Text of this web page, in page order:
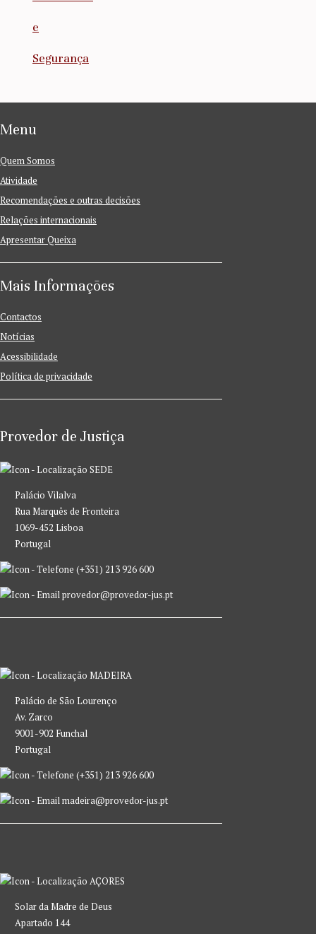
e
Segurança
Menu
Quem Somos
Atividade
Recomendações e outras decisões
Relações internacionais
Apresentar Queixa
Mais Informações
Contactos
Notícias
Acessibilidade
Política de privacidade
Provedor de Justiça
SEDE
Palácio Vilalva
Rua Marquês de Fronteira
1069-452 Lisboa
Portugal
(+351) 213 926 600
provedor@provedor-jus.pt
MADEIRA
Palácio de São Lourenço
Av. Zarco
9001-902 Funchal
Portugal
(+351) 213 926 600
madeira@provedor-jus.pt
AÇORES
Solar da Madre de Deus
Apartado 144